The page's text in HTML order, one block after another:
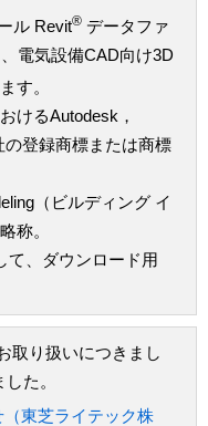
ル Revit® データファ
電気設備CAD向け3D
す。
けるAutodesk，
登録商標または商標
（ビルディング イ
称。
て、ダウンロード用
取り扱いにつきまし
た。
東芝ライテック株